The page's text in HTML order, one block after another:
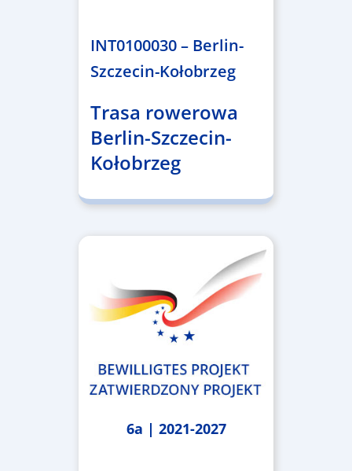
INT0100030 – Berlin-
Szczecin-Kołobrzeg
Trasa rowerowa
Berlin-Szczecin-
Kołobrzeg
6a | 2021-2027